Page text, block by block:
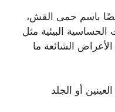
باسم حمى القش،
البيئية مثل
الشائعة ما
أو الجلد